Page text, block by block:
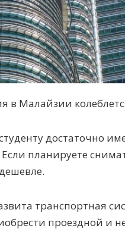
в Малайзии
достаточно
планируете
транспортная
проездной и